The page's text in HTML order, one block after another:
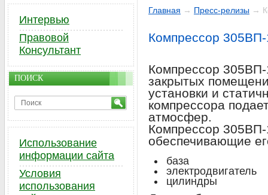
Главная → Пресс-релизы →
Компрессор
Компрессор 305ВП-
закрытых
установки и
компрессора
атмосфер.
Компрессор
обеспечивающие
база
электродвигатель
цилиндры
Интервью
Правовой
Консультант
ПОИСК
Использование
информации сайта
Условия
использования